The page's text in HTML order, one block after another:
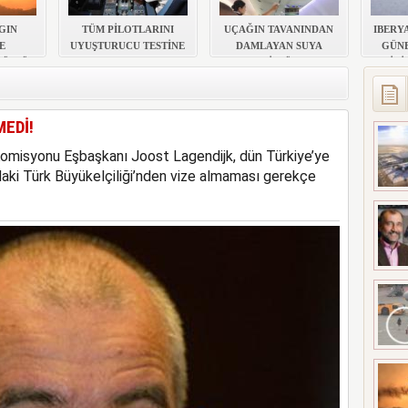
ÇATLAK RİSKİ
TÜM PİLOTLARINI
UYUŞTURUCU TESTİNE
UÇAĞIN TAVANINDAN
DAMLAYAN SUYA
Eşbaşkanı Joost Lagendijk, dün Türkiye’ye
Türk Büyükelçiliği’nden vize almaması gerekçe